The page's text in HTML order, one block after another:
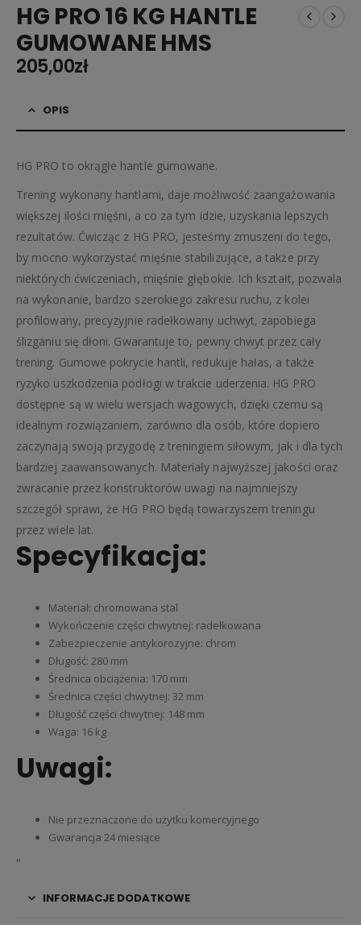
HG PRO 16 KG HANTLE
GUMOWANE HMS
205,00zł
OPIS
HG PRO to okrągłe hantle gumowane.
Trening wykonany hantlami, daje możliwość zaangażowania
większej ilości mięśni, a co za tym idzie, uzyskania lepszych
rezultatów. Ćwicząc z HG PRO, jesteśmy zmuszeni do tego,
by mocno wykorzystać mięśnie stabilizujące, a także przy
niektórych ćwiczeniach, mięśnie głębokie. Ich kształt, pozwala
na wykonanie, bardzo szerokiego zakresu ruchu, z kolei
profilowany, precyzyjnie radełkowany uchwyt, zapobiega
ślizganiu się dłoni. Gwarantuje to, pewny chwyt przez cały
trening. Gumowe pokrycie hantli, redukuje hałas, a także
ryzyko uszkodzenia podłogi w trakcie uderzenia. HG PRO
dostępne są w wielu wersjach wagowych, dzięki czemu są
idealnym rozwiązaniem, zarówno dla osób, które dopiero
zaczynają swoją przygodę z treningiem siłowym, jak i dla tych
bardziej zaawansowanych. Materiały najwyższej jakości oraz
zwracanie przez konstruktorów uwagi na najmniejszy
szczegół sprawi, że HG PRO będą towarzyszem treningu
przez wiele lat.
Specyfikacja:
Materiał: chromowana stal
Wykończenie części chwytnej: radełkowana
Zabezpieczenie antykorozyjne: chrom
Długość: 280 mm
Średnica obciążenia: 170 mm
Średnica części chwytnej: 32 mm
Długość części chwytnej: 148 mm
Waga: 16 kg
Uwagi:
Nie przeznaczone do użytku komercyjnego
Gwarancja 24 miesiące
„
INFORMACJE DODATKOWE